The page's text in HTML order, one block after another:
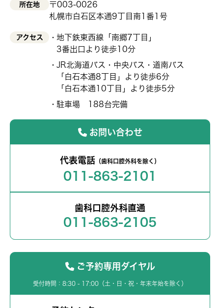
所在地
〒003-0026
札幌市白石区本通9丁目南1番1号
アクセス
地下鉄東西線「南郷7丁目」
3番出口より徒歩10分
JR北海道バス・中央バス・道南バス
「白石本通8丁目」より徒歩6分
「白石本通10丁目」より徒歩5分
駐車場 188台完備
お問い合わせ
代表電話 （歯科口腔外科を除く）
011-863-2101
歯科口腔外科直通
011-863-2105
ご予約専用ダイヤル
受付時間：8:30 - 17:00（土・日・祝・年末年始を除く）